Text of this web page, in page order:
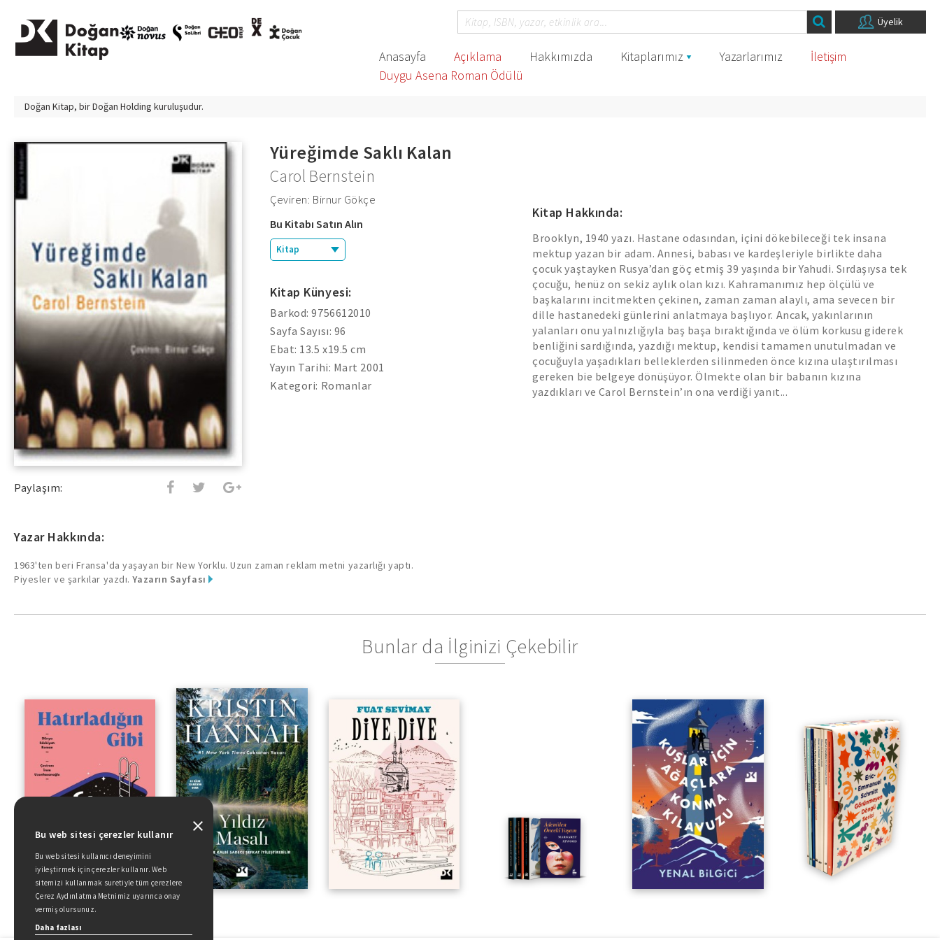
Üyelik
Anasayfa Açıklama Hakkımızda Kitaplarımız Yazarlarımız
İletişim
Duygu Asena Roman Ödülü
Doğan Kitap, birDoğan Holding kuruluşudur.
Paylaşım:
Yüreğimde Saklı Kalan
Carol Bernstein
Çeviren: Birnur Gökçe
Bu Kitabı Satın Alın
Kitap
Kitap Künyesi:
Barkod: 9756612010
Sayfa Sayısı: 96
Ebat: 13.5 x19.5 cm
Yayın Tarihi: Mart 2001
Kategori: Romanlar
Kitap Hakkında:
Brooklyn, 1940 yazı. Hastane odasından, içini dökebileceği tek insana
mektup yazan bir adam. Annesi, babası ve kardeşleriyle birlikte daha
çocuk yaştayken Rusya’dan göç etmiş 39 yaşında bir Yahudi. Sırdaşıysa tek
çocuğu, henüz on sekiz aylık olan kızı. Kahramanımız hep ölçülü ve
başkalarını incitmekten çekinen, zaman zaman alaylı, ama sevecen bir
dille hastanedeki günlerini anlatmaya başlıyor. Ancak, yakınlarının
yalanları onu yalnızlığıyla baş başa bıraktığında ve ölüm korkusu giderek
benliğini sardığında, yazdığı mektup, kendisi tamamen unutulmadan ve
çocuğuyla yaşadıkları belleklerden silinmeden önce kızına ulaştırılması
gereken bie belgeye dönüşüyor. Ölmekte olan bir babanın kızına
yazdıkları ve Carol Bernstein’ın ona verdiği yanıt...
Yazar Hakkında:
1963'ten beri Fransa'da yaşayan bir New Yorklu. Uzun zaman reklam metni yazarlığı yaptı.
Piyesler ve şarkılar yazdı.Yazarın Sayfası
Bunlar da İlginizi Çekebilir
Bu web sitesi çerezler kullanır
Bu web sitesi kullanıcı deneyimini
iyileştirmek için çerezler kullanır. Web
sitemizi kullanmak suretiyle tüm çerezlere
Çerez Aydınlatma Metnimiz uyarınca onay
vermiş olursunuz.
Daha fazlası